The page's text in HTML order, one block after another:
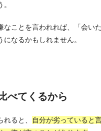
なことを言われれば、「会い
なるかもしれません。
べてくるから
ると、
自分が劣っていると